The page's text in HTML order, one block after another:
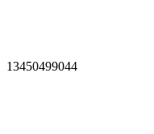
13450499044